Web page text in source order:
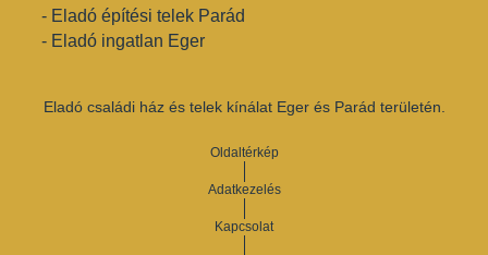
- Eladó építési telek Parád
- Eladó ingatlan Eger
Eladó családi ház és telek kínálat Eger és Parád területén.
Oldaltérkép
Adatkezelés
Kapcsolat